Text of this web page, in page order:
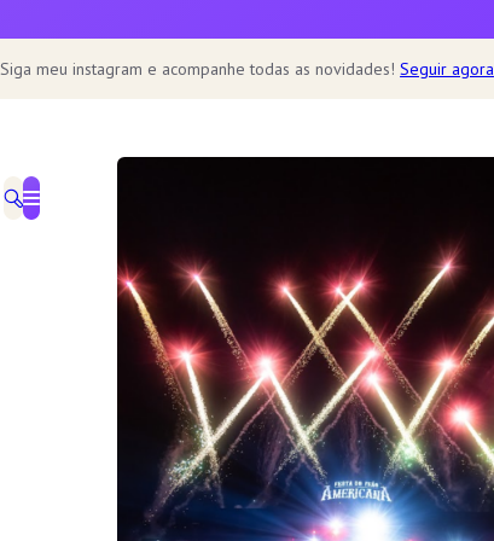
Siga meu instagram e acompanhe todas as novidades!Seguir agora